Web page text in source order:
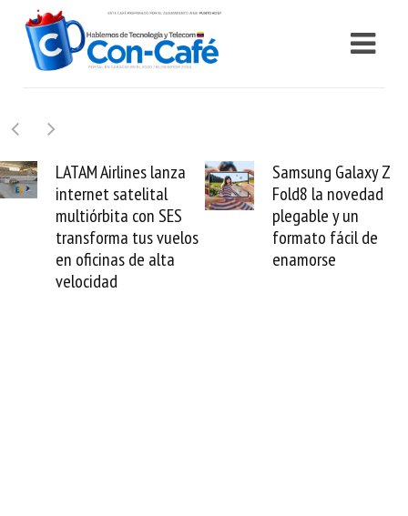
Samsung Galaxy Z
Fold8 la novedad
plegable y un
formato fácil de
enamorse
Cashea levanta 100
millones de dólares y
valida el crédito del
venezolano ante el
mundo